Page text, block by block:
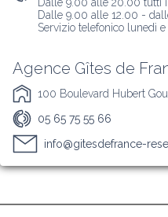
Dalle 9.00 alle 12.00 -
Servizio telefonico lunedì
Agence Gîtes de
100 Boulevard Hubert
05 65 75 55 66
info@gitesdefrance-